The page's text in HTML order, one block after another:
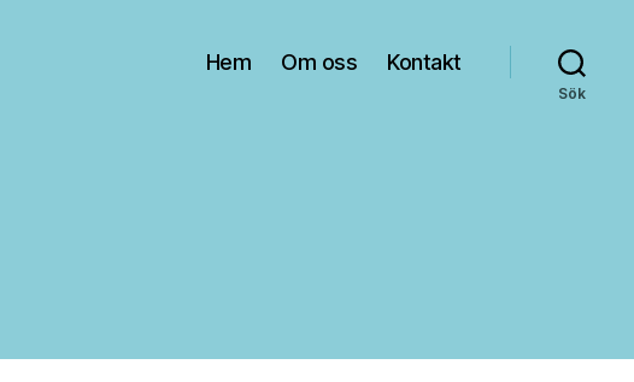
Hem Om oss Kontakt
Sök